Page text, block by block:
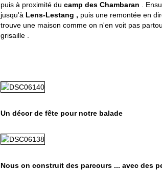
puis à proximité du camp des Chambaran .
jusqu'à Lens-Lestang , puis une remontée en
trouve une maison comme on n'en voit pas
grisaille .
Un décor de fête pour notre balade
Nous on construit des parcours ... avec des